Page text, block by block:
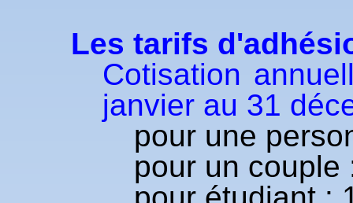
Les tarifs
Cotisation
janvier au 31
pour une
pour un couple